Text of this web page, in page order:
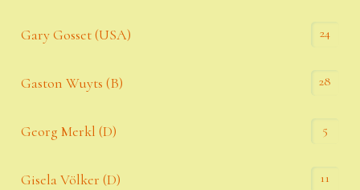
Gary Gosset (USA) 24
Gaston Wuyts (B) 28
Georg Merkl (D) 5
Gisela Völker (D) 11